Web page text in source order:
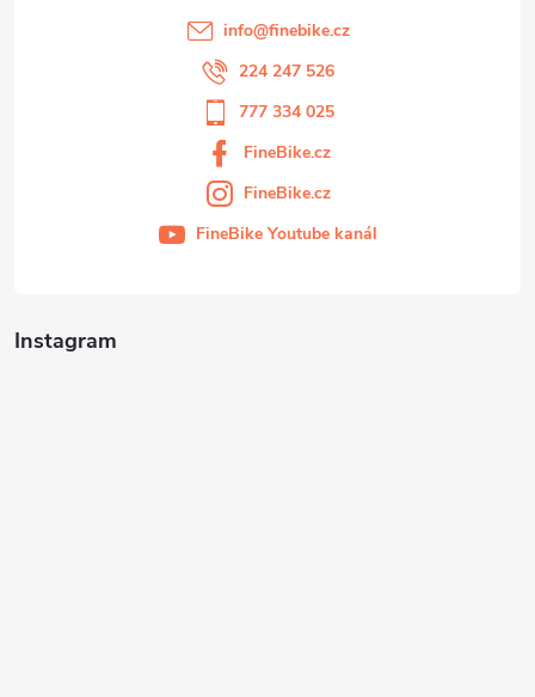
Instagram
info@finebike.cz
224 247 526
777 334 025
FineBike.cz
FineBike.cz
FineBike Youtube kanál